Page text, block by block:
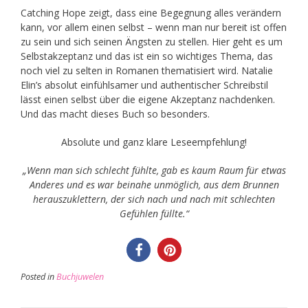
Catching Hope zeigt, dass eine Begegnung alles verändern
kann, vor allem einen selbst – wenn man nur bereit ist offen
zu sein und sich seinen Ängsten zu stellen. Hier geht es um
Selbstakzeptanz und das ist ein so wichtiges Thema, das
noch viel zu selten in Romanen thematisiert wird. Natalie
Elin’s absolut einfühlsamer und authentischer Schreibstil
lässt einen selbst über die eigene Akzeptanz nachdenken.
Und das macht dieses Buch so besonders.
Absolute und ganz klare Leseempfehlung!
„Wenn man sich schlecht fühlte, gab es kaum Raum für etwas
Anderes und es war beinahe unmöglich, aus dem Brunnen
herauszuklettern, der sich nach und nach mit schlechten
Gefühlen füllte.“
Posted inBuchjuwelen